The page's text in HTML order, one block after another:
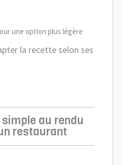
une option plus légère
la recette selon ses
au rendu
restaurant